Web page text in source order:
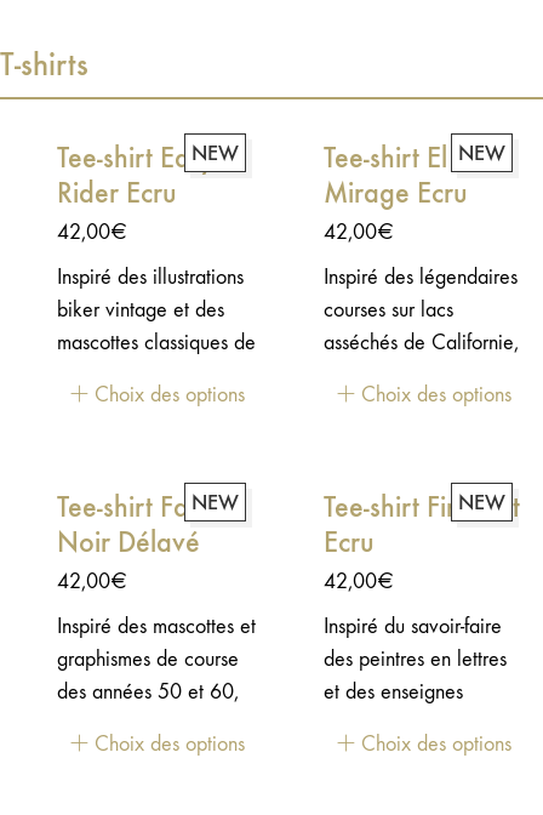
époque. Un clin d'œil
discret à l'un des films
de moto les plus
influents jamais réalisés.
de la liberté.
T-shirts
NEW
Tee-shirt Easy
Rider Ecru
42,00€
Inspiré des illustrations
biker vintage et des
mascottes classiques de
Easy Rider met en
d'un chopper. Un
hommage à la liberté,
à l'aventure et au
propre rythme.
Choix des options
NEW
Tee-shirt El
Mirage Ecru
42,00€
Inspiré des légendaires
courses sur lacs
asséchés de Californie,
célèbre les pionniers
Choix des options
NEW
Tee-shirt Faster
Noir Délavé
42,00€
Inspiré des mascottes et
graphismes de course
des années 50 et 60,
célèbre le côté fun et
Choix des options
NEW
Tee-shirt Fine Art
Ecru
42,00€
Inspiré du savoir-faire
des peintres en lettres
et des enseignes
moto, le tee Fine Art
Choix des options